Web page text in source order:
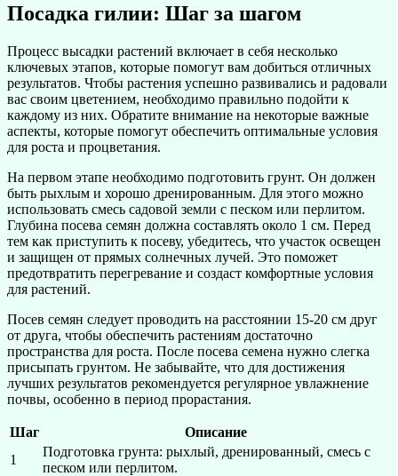
Посадка гилии: Шаг за шагом
Процесс высадки растений включает в себя несколько
ключевых этапов, которые помогут вам добиться отличных
результатов. Чтобы растения успешно развивались и радовали
вас своим цветением, необходимо правильно подойти к
каждому из них. Обратите внимание на некоторые важные
аспекты, которые помогут обеспечить оптимальные условия
для роста и процветания.
На первом этапе необходимо подготовить грунт. Он должен
быть рыхлым и хорошо дренированным. Для этого можно
использовать смесь садовой земли с песком или перлитом.
Глубина посева семян должна составлять около 1 см. Перед
тем как приступить к посеву, убедитесь, что участок освещен
и защищен от прямых солнечных лучей. Это поможет
предотвратить перегревание и создаст комфортные условия
для растений.
Посев семян следует проводить на расстоянии 15-20 см друг
от друга, чтобы обеспечить растениям достаточно
пространства для роста. После посева семена нужно слегка
присыпать грунтом. Не забывайте, что для достижения
лучших результатов рекомендуется регулярное увлажнение
почвы, особенно в период прорастания.
Шаг
Описание
1
Подготовка грунта: рыхлый, дренированный, смесь с
песком или перлитом.